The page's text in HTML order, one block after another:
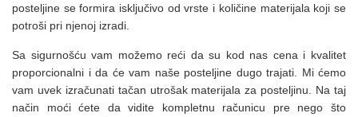
posteljine se formira isključivo od vrste i količine materijala koji se
potroši pri njenoj izradi.
Sa sigurnošću vam možemo reći da su kod nas cena i kvalitet
proporcionalni i da će vam naše posteljine dugo trajati. Mi ćemo
vam uvek izračunati tačan utrošak materijala za posteljinu. Na taj
način moći ćete da vidite kompletnu računicu pre nego što